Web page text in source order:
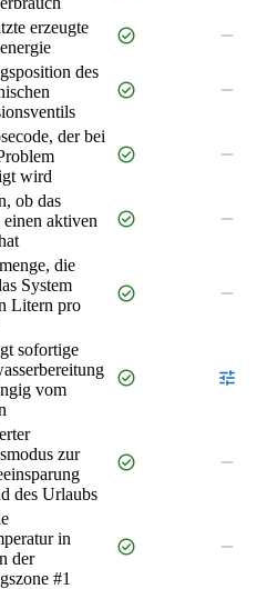
erzeugte
check_circle remove
des
check_circle remove
der bei
wird
check_circle remove
ob das
einen aktiven
check_circle remove
die
System
Litern pro
check_circle remove
sofortige
vom
check_circle tune
zur
des Urlaubs
check_circle remove
in
der
#1
check_circle remove